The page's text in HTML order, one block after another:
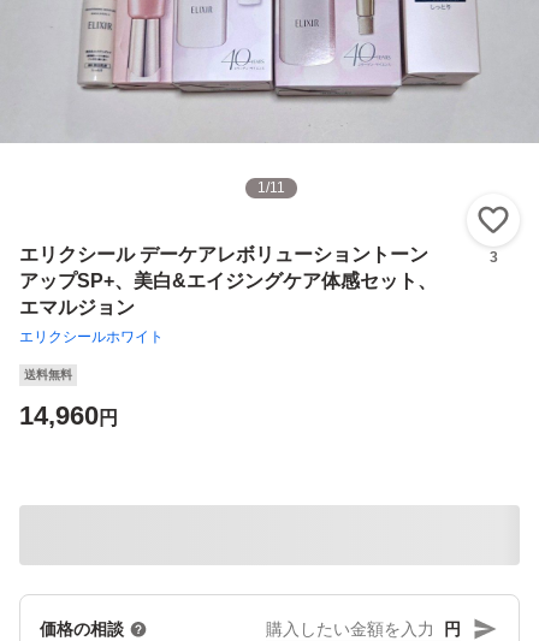
1/11
エリクシール デーケアレボリューショントーン
アップSP+、美白&エイジングケア体感セット、
エマルジョン
エリクシールホワイト
3
送料無料
14,960円
価格の相談 円